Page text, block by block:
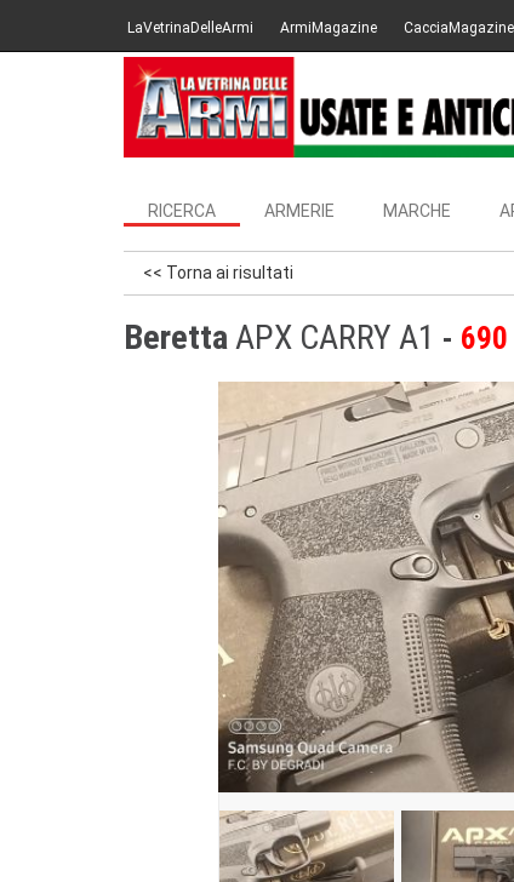
LaVetrinaDelleArmi ArmiMagazine CacciaMagazine
RICERCA ARMERIE MARCHE
<< Torna ai risultati
BerettaAPX CARRY A1 690